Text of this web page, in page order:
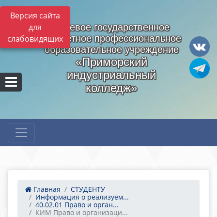
Версия сайта
для
слабовидящих
Краевое государственное
бюджетное профессиональное
образовательное учреждение
«Приморский
индустриальный
колледж»
Главная
СТУДЕНТУ
Информация о реализуем...
40.02.01 Право и орган...
КИМ Право и организаци...